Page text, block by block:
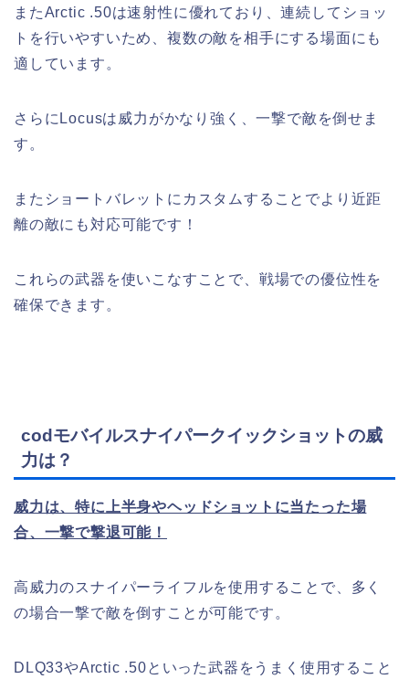
またArctic .50は速射性に優れており、連続してショッ
トを行いやすいため、複数の敵を相手にする場面にも
適しています。
さらにLocusは威力がかなり強く、一撃で敵を倒せま
す。
またショートバレットにカスタムすることでより近距
離の敵にも対応可能です！
これらの武器を使いこなすことで、戦場での優位性を
確保できます。
codモバイルスナイパークイックショットの威
力は？
威力は、特に上半身やヘッドショットに当たった場
合、一撃で撃退可能！
高威力のスナイパーライフルを使用することで、多く
の場合一撃で敵を倒すことが可能です。
DLQ33やArctic .50といった武器をうまく使用すること